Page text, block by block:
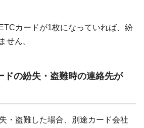
カードが1枚になっていれば、紛
せん。
の紛失・盗難時の連絡先が
・盗難した場合、別途カード会社